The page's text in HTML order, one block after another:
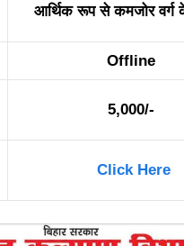
आर्थिक रूप से कमजोर वर्ग के
Offline
5,000/-
Click Here